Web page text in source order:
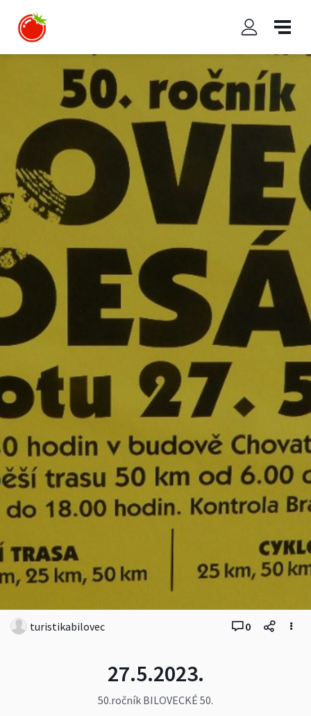
27.5.2023.
50.ročník BILOVECKÉ 50.
turistikabilovec 0